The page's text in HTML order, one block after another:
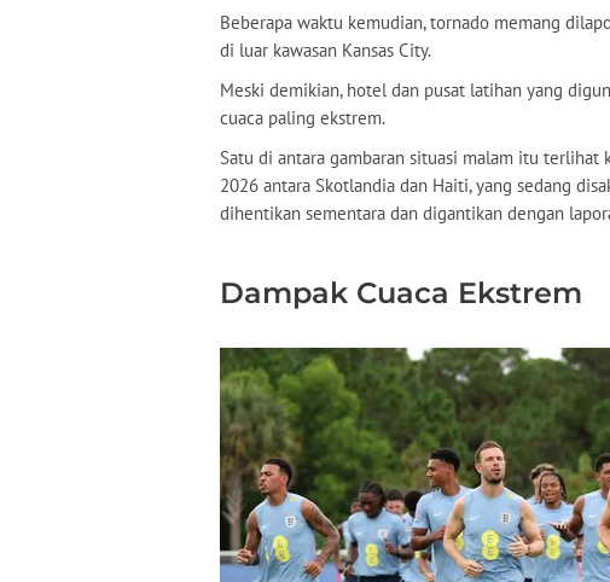
Beberapa waktu kemudian, tornado memang
di luar kawasan Kansas City.
Meski demikian, hotel dan pusat latihan yang
cuaca paling ekstrem.
Satu di antara gambaran situasi malam itu
2026 antara Skotlandia dan Haiti, yang sedang
dihentikan sementara dan digantikan dengan
Dampak Cuaca Ekstrem